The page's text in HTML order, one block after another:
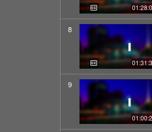
8
9